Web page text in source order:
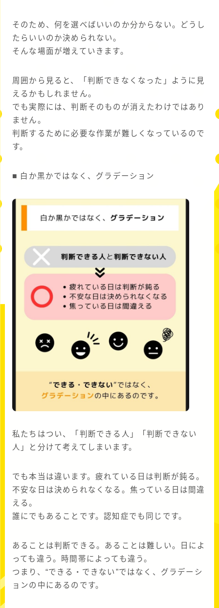
そのため、何を選べばいいのか分からない。どうし
たらいいのか決められない。
そんな場面が増えていきます。
周囲から見ると、「判断できなくなった」ように見
えるかもしれません。
でも実際には、判断そのものが消えたわけではあり
ません。
判断するために必要な作業が難しくなっているので
す。
■ 白か黒かではなく、グラデーション
私たちはつい、「判断できる人」「判断できない
人」と分けて考えてしまいます。
でも本当は違います。疲れている日は判断が鈍る。
不安な日は決められなくなる。焦っている日は間違
える。
誰にでもあることです。認知症でも同じです。
あることは判断できる。あることは難しい。日によ
っても違う。時間帯によっても違う。
つまり、“できる・できない”ではなく、グラデーシ
ョンの中にあるのです。